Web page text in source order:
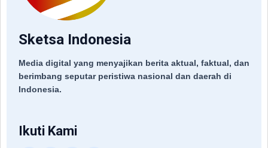
Sketsa Indonesia
Media digital yang menyajikan berita aktual, faktual, dan
berimbang seputar peristiwa nasional dan daerah di
Indonesia.
Ikuti Kami